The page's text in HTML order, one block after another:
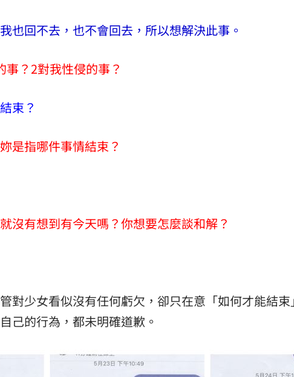
我也回不去，也不會回去，所以想解決此事。
？2對我性侵的事？
束？
是指哪件事情結束？
沒有想到有今天嗎？你想要怎麼談和解？
對少女看似沒有任何虧欠，卻只在意「如何才能結
己的行為，都未明確道歉。